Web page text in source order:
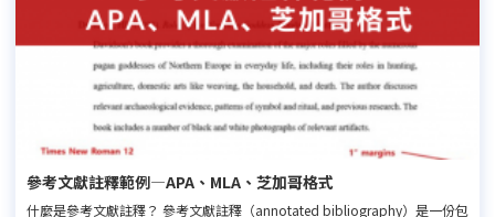
參考文獻註釋範例—APA、MLA、芝加哥格式
什麼是參考文獻註釋？ 參考文獻註釋（annotated bibliography）是一份包